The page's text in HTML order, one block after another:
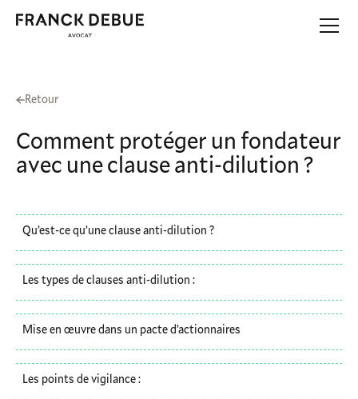
Retour
Comment protéger un fondateur
avec une clause anti-dilution ?
Qu’est-ce qu’une clause anti-dilution ?
Les types de clauses anti-dilution :
Mise en œuvre dans un pacte d’actionnaires
Les points de vigilance :